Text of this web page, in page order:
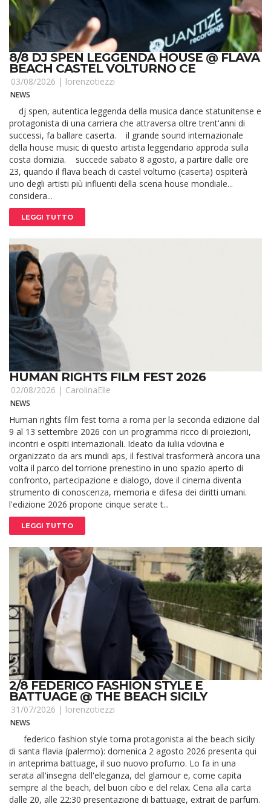
8/8 DJ SPEN LEGGENDA HOUSE @ FLAVA
BEACH CASTEL VOLTURNO CE
03/08/2026 | lorenzotiezzi
NEWS
dj spen, autentica leggenda della musica dance statunitense e
protagonista di una carriera che attraversa oltre trent'anni di
successi, fa ballare caserta. il grande sound internazionale
della house music di questo artista leggendario approda sulla
costa domizia. succede sabato 8 agosto, a partire dalle ore
23, quando il flava beach di castel volturno (caserta) ospiterà
uno degli artisti più influenti della scena house mondiale...
considera...
LEGGI TUTTO
HUMAN RIGHTS FILM FEST 2026
02/08/2026 | CarolinaElle
NEWS
Human rights film fest torna a roma per la seconda edizione dal
9 al 13 settembre 2026 con un programma ricco di proiezioni,
incontri e ospiti internazionali. Ideato da iuliia vdovina e
organizzato da ars mundi aps, il festival trasformerà ancora una
volta il parco del torrione prenestino in uno spazio aperto di
confronto, partecipazione e dialogo, dove il cinema diventa
strumento di conoscenza, memoria e difesa dei diritti umani.
l'edizione 2026 propone cinque serate t...
LEGGI TUTTO
2/8 FEDERICO FASHION STYLE E
BATTUAGE @ THE BEACH SICILY
31/07/2026 | lorenzotiezzi
NEWS
federico fashion style torna protagonista al the beach sicily
di santa flavia (palermo): domenica 2 agosto 2026 presenta qui
in anteprima battuage, il suo nuovo profumo. Lo fa in una
serata all'insegna dell'eleganza, del glamour e, come capita
sempre al the beach, del buon cibo e del relax. Cena alla carta
dalle 20, alle 22:30 presentazione di battuage, extrait de parfum.